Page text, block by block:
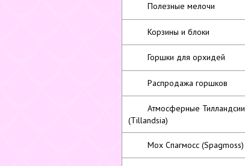
Полезные мелочи
Корзины и блоки
Горшки для орхидей
Распродажа горшков
Атмосферные Тилландсии
(Tillandsia)
Мох Спагмосс (Spagmoss)